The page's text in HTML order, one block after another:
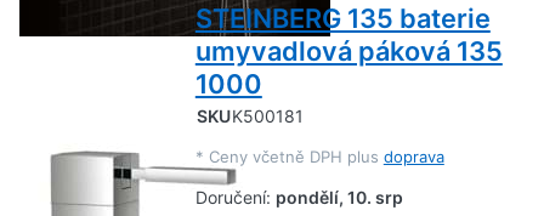
STEINBERG 135 baterie
umyvadlová páková 135
1000
SKUK500181
* Ceny včetně DPH plus doprava
Doručení: pondělí, 10. srp